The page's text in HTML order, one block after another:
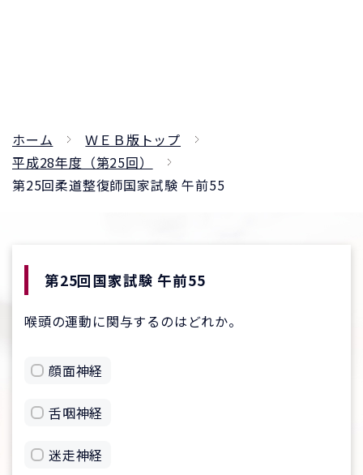
ホーム
ＷＥＢ版トップ
平成28年度（第25回）
第25回柔道整復師国家試験 午前55
第25回国家試験 午前55
喉頭の運動に関与するのはどれか。
顔面神経
舌咽神経
迷走神経